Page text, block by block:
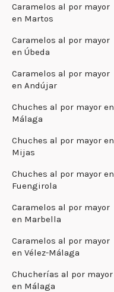
Caramelos al por mayor
en Martos
Caramelos al por mayor
en Úbeda
Caramelos al por mayor
en Andújar
Chuches al por mayor en
Málaga
Chuches al por mayor en
Mijas
Chuches al por mayor en
Fuengirola
Caramelos al por mayor
en Marbella
Caramelos al por mayor
en Vélez-Málaga
Chucherías al por mayor
en Málaga